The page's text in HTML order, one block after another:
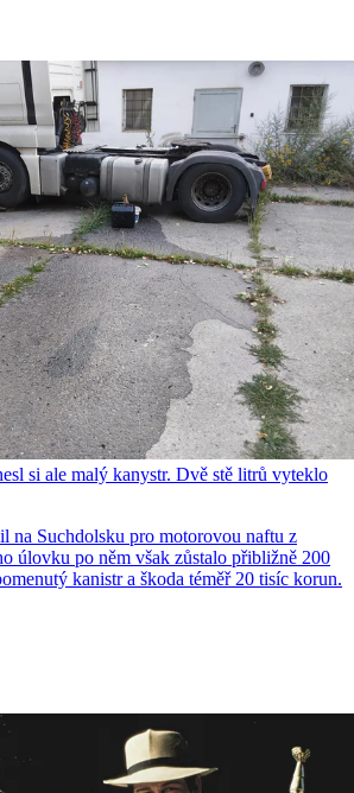
si ale malý kanystr. Dvě stě litrů vyteklo
na Suchdolsku pro motorovou naftu z
úlovku po něm však zůstalo přibližně 200
kanistr a škoda téměř 20 tisíc korun.